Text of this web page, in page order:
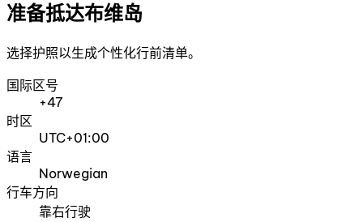
准备抵达布维岛
选择护照以生成个性化行前清单。
国际区号
+47
时区
UTC+01:00
语言
Norwegian
行车方向
靠右行驶